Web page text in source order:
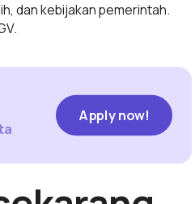
dan kebijakan pemerintah.
Apply now!
Apply now!